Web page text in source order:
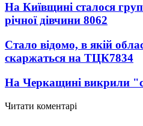
На Київщині сталося
річної дівчини 8062
Стало відомо, в якій
скаржаться на ТЦК7834
На Черкащині викрили
Читати коментарі